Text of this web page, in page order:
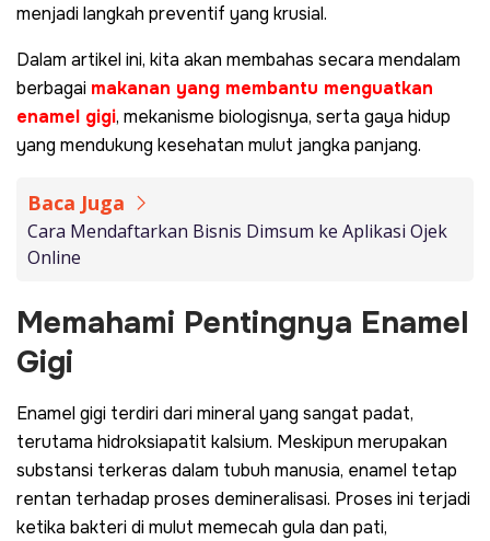
menjadi langkah preventif yang krusial.
Dalam artikel ini, kita akan membahas secara mendalam
berbagai makanan yang membantu menguatkan
enamel gigi, mekanisme biologisnya, serta gaya hidup
yang mendukung kesehatan mulut jangka panjang.
Baca Juga
Cara Mendaftarkan Bisnis Dimsum ke Aplikasi Ojek
Online
Memahami Pentingnya Enamel
Gigi
Enamel gigi terdiri dari mineral yang sangat padat,
terutama hidroksiapatit kalsium. Meskipun merupakan
substansi terkeras dalam tubuh manusia, enamel tetap
rentan terhadap proses demineralisasi. Proses ini terjadi
ketika bakteri di mulut memecah gula dan pati,